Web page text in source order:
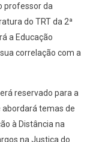
professor da
do TRT da 2ª
a Educação
correlação com a
reservado para a
abordará temas de
à Distância na
na Justiça do